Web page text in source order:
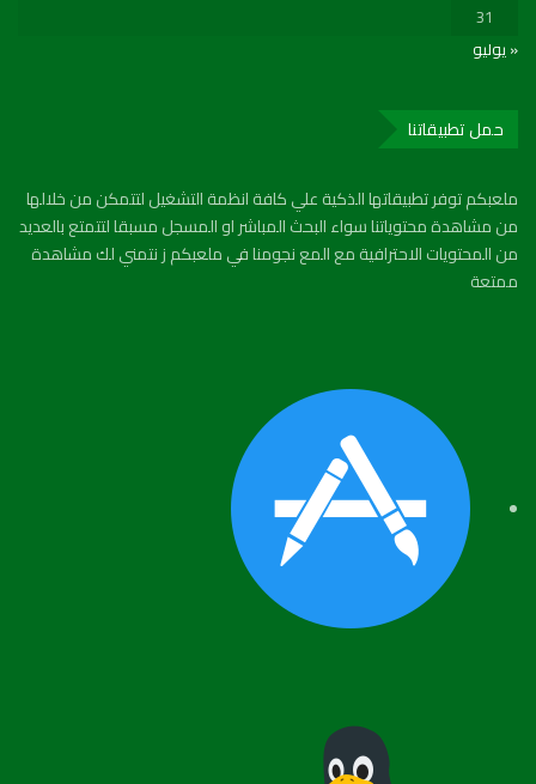
31
« يوليو
حمل تطبيقاتنا
ملعبكم توفر تطبيقاتها الذكية علي كافة انظمة التشغيل لتتمكن من خلالها
من مشاهدة محتوياتنا سواء البحث المباشر او المسجل مسبقا لتتمتع بالعديد
من المحتويات الاحترافية مع المع نجومنا في ملعبكم ز نتمني لك مشاهدة
ممتعة